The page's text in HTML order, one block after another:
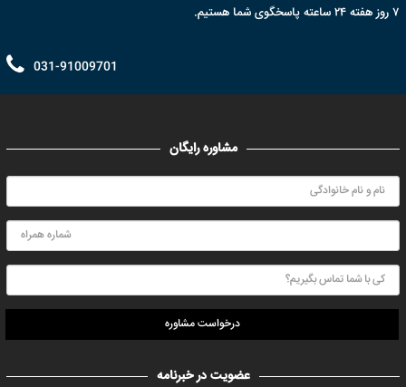
۷ روز هفته ۲۴ ساعته پاسخگوی شما هستیم.
031-91009701
مشاوره رایگان
درخواست مشاوره
عضویت در خبرنامه